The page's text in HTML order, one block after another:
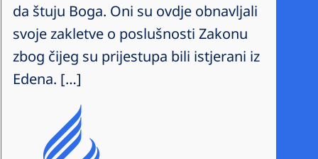
da štuju Boga. Oni su ovdje obnavljali
svoje zakletve o poslušnosti Zakonu
zbog čijeg su prijestupa bili istjerani iz
Edena. […]